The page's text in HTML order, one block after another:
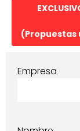
(Propuestas
Empresa